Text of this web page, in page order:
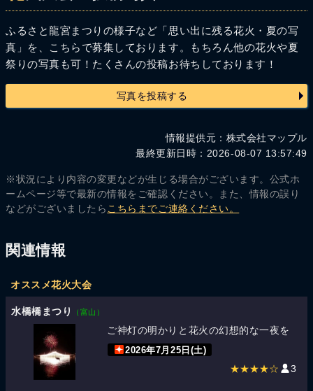
ふるさと龍宮まつりの様子など「思い出に残る花火・夏の写
真」を、こちらで募集しております。もちろん他の花火や夏
祭りの写真も可！たくさんの投稿お待ちしております！
写真を投稿する
情報提供元：株式会社マップル
最終更新日時：2026-08-07 13:57:49
※状況により内容の変更などが生じる場合がございます。公式ホ
ームページ等で最新の情報をご確認ください。また、情報の誤り
などがございましたら こちらまでご連絡ください。
関連情報
オススメ花火大会
水橋橋まつり （富山）
ご神灯の明かりと花火の幻想的な一夜を
2026年7月25日(土)
★★★★☆ 3